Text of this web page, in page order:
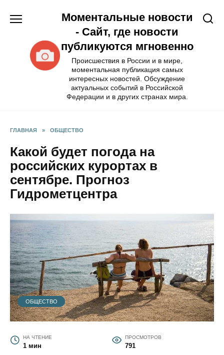
Моментальные новости
- Сайт, где новости
публикуются мгновенно
Происшествия в России и в мире,
моментальная публикация самых
интересных новостей. Обсуждение
актуальных событий в Российской
Федерации и в других странах мира.
ГЛАВНАЯ » ОБЩЕСТВО
Какой будет погода на
российских курортах в
сентябре. Прогноз
Гидрометцентра
ОБЩЕСТВО
НА ЧТЕНИЕ
1 мин
ПРОСМОТРОВ
791